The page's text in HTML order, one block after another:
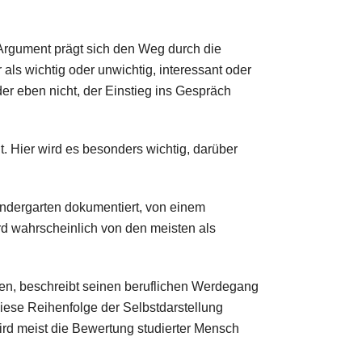
prägt sich den Weg durch die
wichtig oder unwichtig, interessant oder
eben nicht, der Einstieg ins Gespräch
Hier wird es besonders wichtig, darüber
dokumentiert, von einem
wahrscheinlich von den meisten als
beschreibt seinen beruflichen Werdegang
Reihenfolge der Selbstdarstellung
meist die Bewertung studierter Mensch